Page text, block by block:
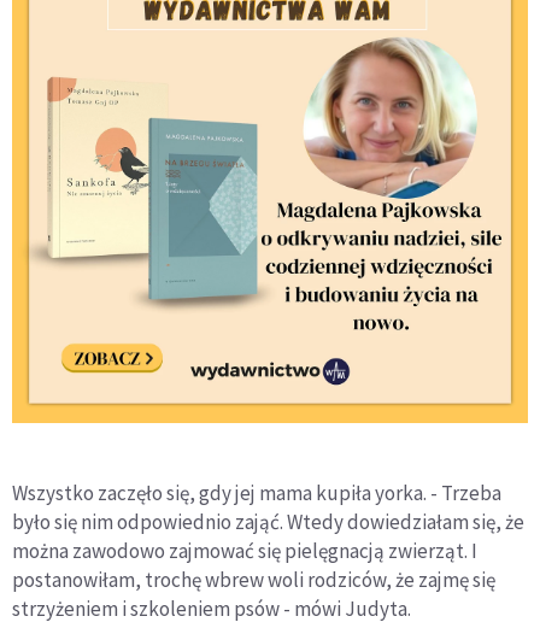
Wszystko zaczęło się, gdy jej mama kupiła yorka. - Trzeba
było się nim odpowiednio zająć. Wtedy dowiedziałam się, że
można zawodowo zajmować się pielęgnacją zwierząt. I
postanowiłam, trochę wbrew woli rodziców, że zajmę się
strzyżeniem i szkoleniem psów - mówi Judyta.